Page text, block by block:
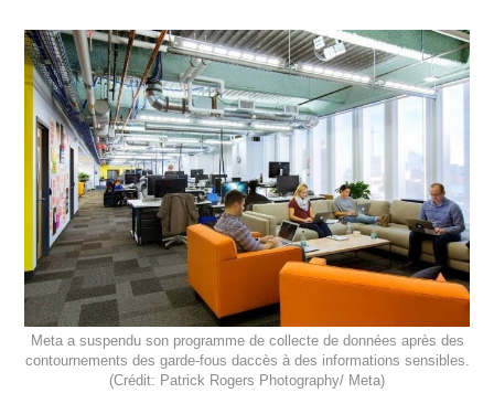
Meta a suspendu son programme de collecte de données après des
contournements des garde-fous daccès à des informations sensibles.
(Crédit: Patrick Rogers Photography/ Meta)